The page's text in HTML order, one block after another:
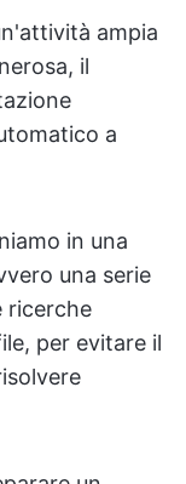
ampia
il
a
in una
una serie
ricerche
per evitare il